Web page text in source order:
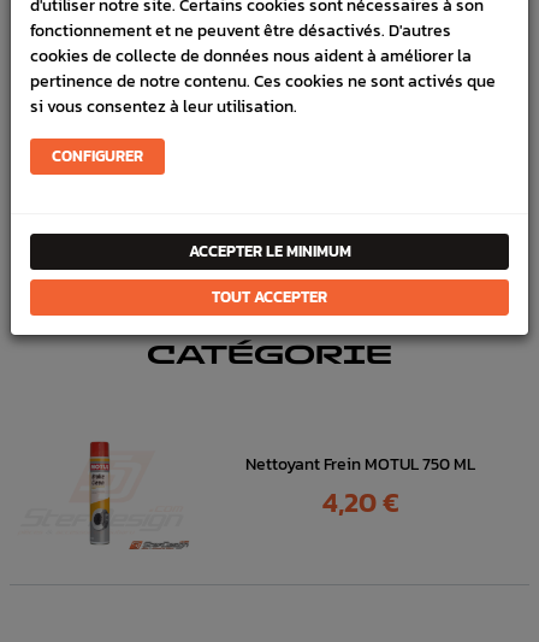
SCHÉMA CONSTRUCTEUR
Marque :SUBARU
Référence :17315
FICHE TECHNIQUE
DANSLA MÊME
CATÉGORIE
Nettoyant Frein MOTUL 750 ML
Prix
4,20 €
fonctionnement et ne peuvent être désactivés. D'autres
cookies de collecte de données nous aident à améliorer la
pertinence de notre contenu. Ces cookies ne sont activés que
si vous consentez à leur utilisation.
CONFIGURER
ACCEPTER LE MINIMUM
TOUT ACCEPTER